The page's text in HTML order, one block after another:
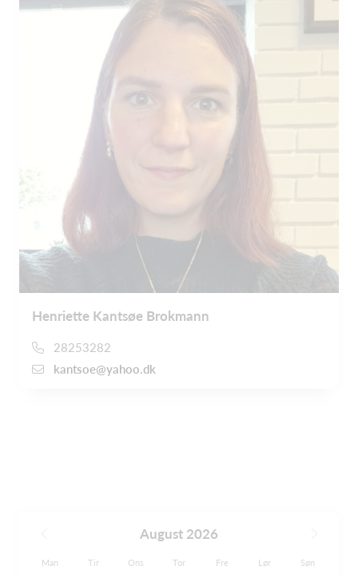
Henriette Kantsøe Brokmann
28253282
kantsoe@yahoo.dk
August 2026
Man Tir Ons Tor Fre Lør Søn